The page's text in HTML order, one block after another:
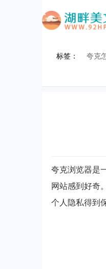
标签： 夸克
夸克浏览器是
网站感到好奇
个人隐私得到